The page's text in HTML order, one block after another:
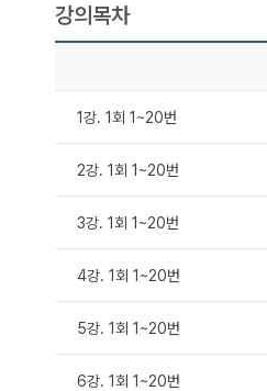
강의목차
1강. 1회 1~20번
2강. 1회 1~20번
3강. 1회 1~20번
4강. 1회 1~20번
5강. 1회 1~20번
6강. 1회 1~20번